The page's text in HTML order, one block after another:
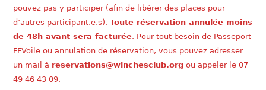
pouvez pas y participer (afin de libérer des places pour
d’autres participant.e.s).Toute réservation annulée moins
de 48h avant sera facturée. Pour tout besoin de Passeport
FFVoile ou annulation de réservation, vous pouvez adresser
un mail à reservations@winchesclub.org ou appeler le 07
49 46 43 09.